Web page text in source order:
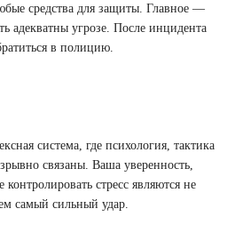
средства для защиты. Главное —
адекватны угрозе. После инцидента
в полицию.
система, где психология, тактика
связаны. Ваша уверенность,
стресс являются не
самый сильный удар.